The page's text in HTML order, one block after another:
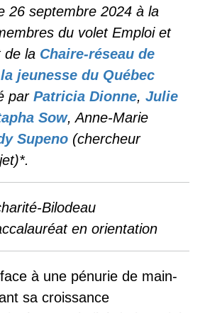
26 septembre 2024 à la
du volet Emploi et
de la Chaire-réseau de
jeunesse du Québec
par Patricia Dionne, Julie
Sow, Anne-Marie
Supeno (chercheur
Bilodeau
en orientation
à une pénurie de main-
sa croissance